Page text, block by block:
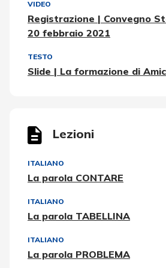
VIDEO
Registrazione | Convegno
20 febbraio 2021
TESTO
Slide | La formazione di
Lezioni
ITALIANO
La parola CONTARE
ITALIANO
La parola TABELLINA
ITALIANO
La parola PROBLEMA